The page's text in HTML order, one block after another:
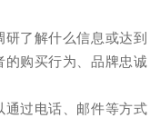
了解什么信息或达到
购买行为、品牌忠诚
过电话、邮件等方式